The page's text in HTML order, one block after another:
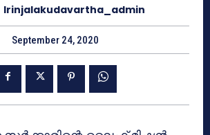
Irinjalakudavartha_admin
September 24, 2020